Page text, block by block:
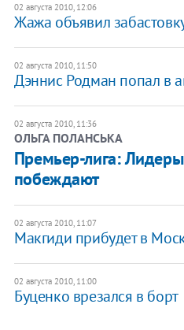
02 августа 2010, 12:06
Жажа объявил
02 августа 2010, 11:50
Дэннис Родман попал в
02 августа 2010, 11:36
ОЛЬГА ПОЛАНСЬКА
Премьер-лига:
побеждают
02 августа 2010, 11:07
Макгиди прибудет в
02 августа 2010, 11:00
Буценко врезался в борт